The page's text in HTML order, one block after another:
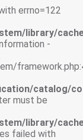
errno=122
library/
-
catalog/
must be
library/
failed with